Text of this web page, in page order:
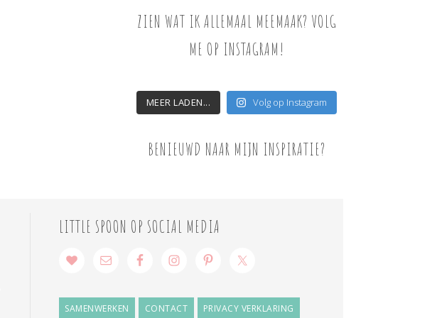
ZIEN WAT IK ALLEMAAL MEEMAAK? VOLG
ME OP INSTAGRAM!
MEER LADEN... Volg op Instagram
BENIEUWD NAAR MIJN INSPIRATIE?
LITTLE SPOON OP SOCIAL MEDIA
SAMENWERKEN CONTACT PRIVACY VERKLARING